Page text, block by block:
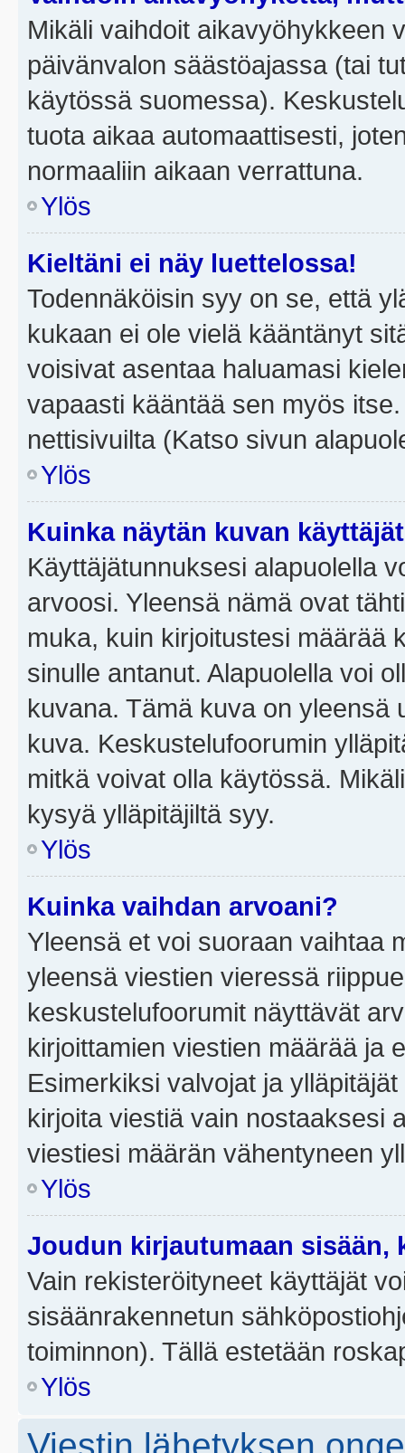
Mikäli vaihdoit aikavyöhykkeen
päivänvalon säästöajassa (tai
käytössä suomessa).
tuota aikaa automaattisesti,
normaaliin aikaan verrattuna.
Ylös
Kieltäni ei näy luettelossa!
Todennäköisin syy on se, että
kukaan ei ole vielä kääntänyt
voisivat asentaa haluamasi
vapaasti kääntää sen myös
nettisivuilta (Katso sivun
Ylös
Kuinka näytän kuvan
Käyttäjätunnuksesi alapuolella
arvoosi. Yleensä nämä ovat
muka, kuin kirjoitustesi määrää
sinulle antanut. Alapuolella voi
kuvana. Tämä kuva on yleensä
kuva. Keskustelufoorumin
mitkä voivat olla käytössä.
kysyä ylläpitäjiltä syy.
Ylös
Kuinka vaihdan arvoani?
Yleensä et voi suoraan vaihtaa
yleensä viestien vieressä
keskustelufoorumit näyttävät
kirjoittamien viestien määrää ja
Esimerkiksi valvojat ja
kirjoita viestiä vain nostaaksesi
viestiesi määrän vähentyneen
Ylös
Joudun kirjautumaan sisään,
Vain rekisteröityneet käyttäjät
sisäänrakennetun
toiminnon). Tällä estetään
Ylös